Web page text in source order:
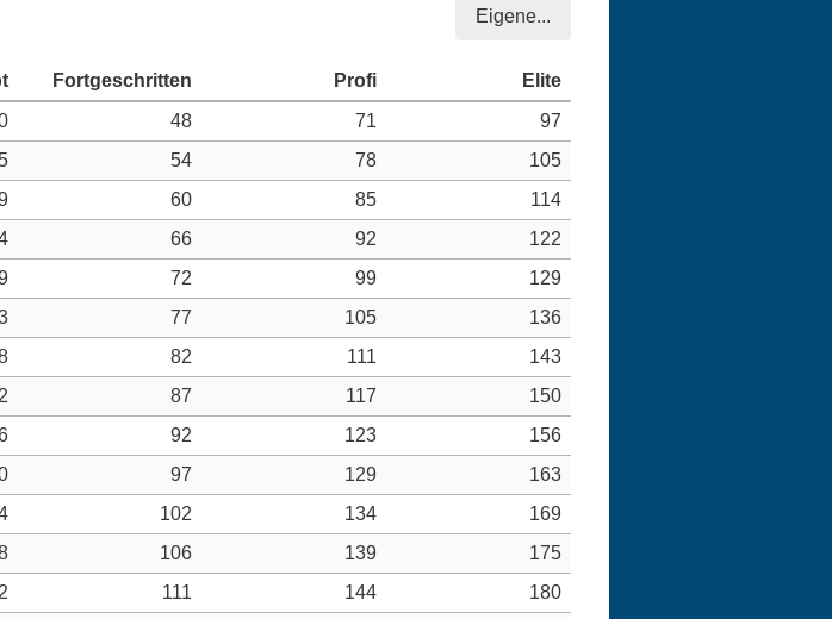
Eigene...
48 71
97
54 78
105
60 85
114
66 92
122
72 99
129
77 105
136
82 111
143
87 117
150
92 123
156
97 129
163
102 134
169
106 139
175
111 144
180